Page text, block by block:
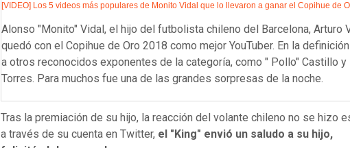
[VIDEO] Los 5 videos más populares de Monito Vidal que lo llevaron a ganar el Copihue de
Alonso "Monito" Vidal, el hijo del futbolista chileno del Barcelona, Arturo
quedó con el Copihue de Oro 2018 como mejor YouTuber. En la
a otros reconocidos exponentes de la categoría, como " Pollo" Castillo y
Torres. Para muchos fue una de las grandes sorpresas de la noche.
Tras la premiación de su hijo, la reacción del volante chileno no se hizo
a través de su cuenta en Twitter, el "King" envió un saludo a su hijo,